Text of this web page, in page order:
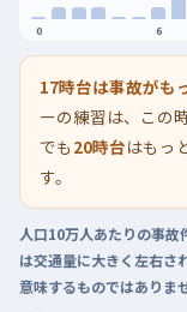
0 6
17時台は事故がも
ーの練習は、この
でも 20時台はもっ
す。
人口10万人あたりの事故
は交通量に大きく左右さ
意味するものではありま